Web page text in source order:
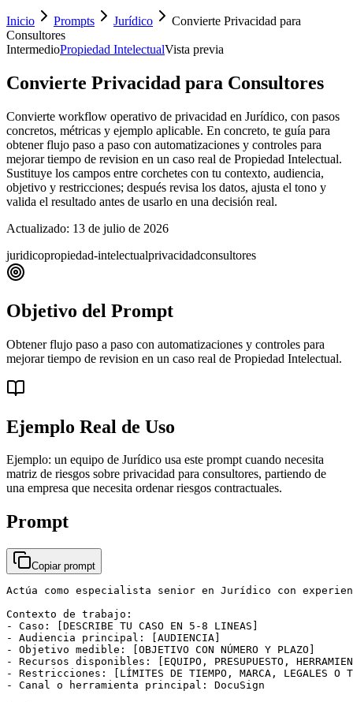
Inicio Prompts Jurídico
Convierte Privacidad para
Consultores
IntermedioPropiedad IntelectualVista previa
Convierte Privacidad para Consultores
Convierte workflow operativo de privacidad en Jurídico, con pasos
concretos, métricas y ejemplo aplicable. En concreto, te guía para
obtener flujo paso a paso con automatizaciones y controles para
mejorar tiempo de revision en un caso real de Propiedad Intelectual.
Sustituye los campos entre corchetes con tu contexto, audiencia,
objetivo y restricciones; después revisa los datos, ajusta el tono y
valida el resultado antes de usarlo en una decisión real.
Actualizado: 13 de julio de 2026
juridicopropiedad-intelectualprivacidadconsultores
Objetivo del Prompt
Obtener flujo paso a paso con automatizaciones y controles para
mejorar tiempo de revision en un caso real de Propiedad Intelectual.
Ejemplo Real de Uso
Ejemplo: un equipo de Jurídico usa este prompt cuando necesita
matriz de riesgos sobre privacidad para consultores, partiendo de
una empresa que necesita ordenar riesgos contractuales.
Prompt
Copiar prompt
Actúa como especialista senior en Jurídico con
Contexto de trabajo:
- Caso: [DESCRIBE TU CASO EN 5-8 LINEAS]
- Audiencia principal: [AUDIENCIA]
- Objetivo medible: [OBJETIVO CON NÚMERO Y PLAZO]
- Recursos disponibles: [EQUIPO, PRESUPUESTO,
- Restricciones: [LÍMITES DE TIEMPO, MARCA, LEGALES O
- Canal o herramienta principal: DocuSign